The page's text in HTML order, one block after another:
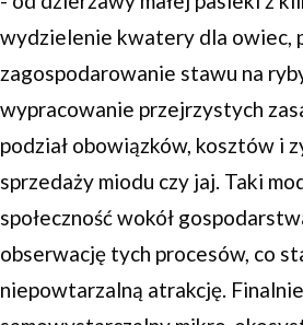
wydzielenie kwatery dla owiec,
zagospodarowanie stawu na
wypracowanie przejrzystych
podział obowiązków, kosztów i
sprzedaży miodu czy jaj. Taki
społeczność wokół
obserwację tych procesów, co
niepowtarzalną atrakcję.